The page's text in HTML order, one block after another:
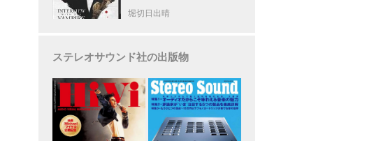
督吸血鬼ホラー
堀切日出晴
ステレオサウンド社の出版物